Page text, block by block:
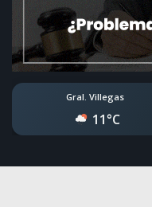
Gral. Villegas
11°C